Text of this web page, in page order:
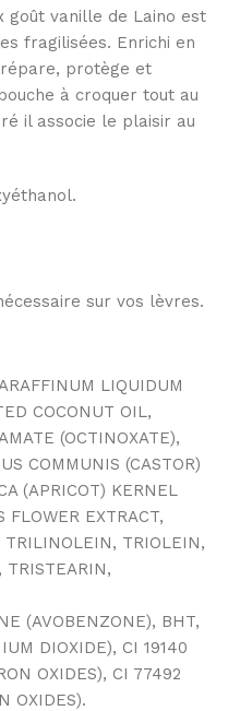
goût vanille de Laino est
fragilisées. Enrichi en
protège et
à croquer tout au
il associe le plaisir au
sur vos lèvres.
LIQUIDUM
COCONUT OIL,
(OCTINOXATE),
COMMUNIS (CASTOR)
(APRICOT) KERNEL
EXTRACT,
TRILINOLEIN, TRIOLEIN,
(AVOBENZONE), BHT,
DIOXIDE), CI 19140
OXIDES), CI 77492
OXIDES).